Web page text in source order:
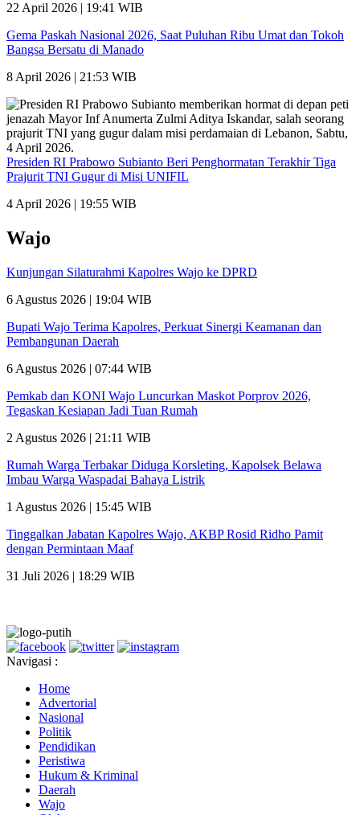
22 April 2026 | 19:41 WIB
Gema Paskah Nasional 2026, Saat Puluhan Ribu Umat dan Tokoh
Bangsa Bersatu di Manado
8 April 2026 | 21:53 WIB
Presiden RI Prabowo Subianto Beri Penghormatan Terakhir Tiga
Prajurit TNI Gugur di Misi UNIFIL
4 April 2026 | 19:55 WIB
Wajo
Kunjungan Silaturahmi Kapolres Wajo ke DPRD
6 Agustus 2026 | 19:04 WIB
Bupati Wajo Terima Kapolres, Perkuat Sinergi Keamanan dan
Pembangunan Daerah
6 Agustus 2026 | 07:44 WIB
Pemkab dan KONI Wajo Luncurkan Maskot Porprov 2026,
Tegaskan Kesiapan Jadi Tuan Rumah
2 Agustus 2026 | 21:11 WIB
Rumah Warga Terbakar Diduga Korsleting, Kapolsek Belawa
Imbau Warga Waspadai Bahaya Listrik
1 Agustus 2026 | 15:45 WIB
Tinggalkan Jabatan Kapolres Wajo, AKBP Rosid Ridho Pamit
dengan Permintaan Maaf
31 Juli 2026 | 18:29 WIB
Navigasi :
Home
Advertorial
Nasional
Politik
Pendidikan
Peristiwa
Hukum & Kriminal
Daerah
Wajo